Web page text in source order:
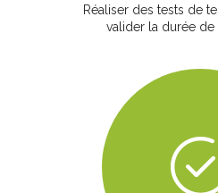
Réaliser des tests de
valider la durée de